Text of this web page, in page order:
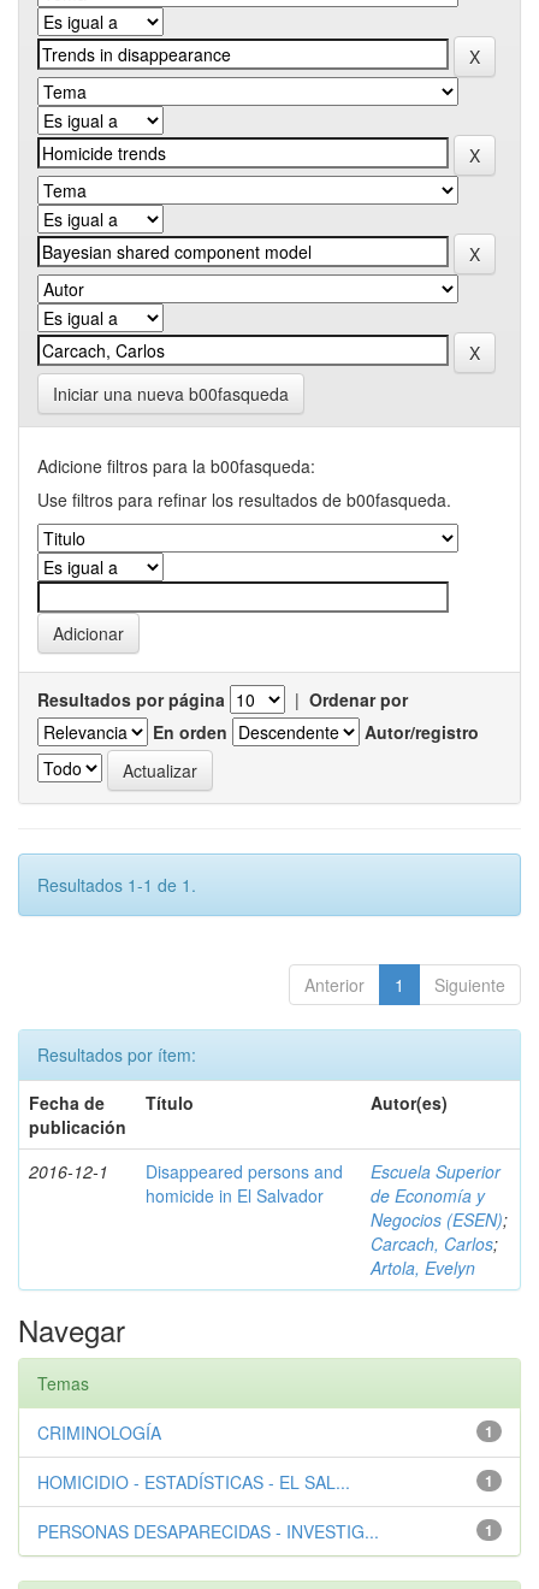
Iniciar una nueva b00fasqueda
Adicione filtros para la b00fasqueda:
Use filtros para refinar los resultados de b00fasqueda.
Resultados por página | Ordenar por
En orden
Autor/registro
Resultados 1-1 de 1.
Anterior 1 Siguiente
Resultados por ítem:
Fecha de
publicación
Título Autor(es)
2016-12-1
Disappeared persons and
homicide in El Salvador
Escuela Superior
de Economía y
Negocios (ESEN);
Carcach, Carlos;
Artola, Evelyn
Navegar
Temas
1
CRIMINOLOGÍA
1
HOMICIDIO - ESTADÍSTICAS - EL SAL...
1
PERSONAS DESAPARECIDAS - INVESTIG...